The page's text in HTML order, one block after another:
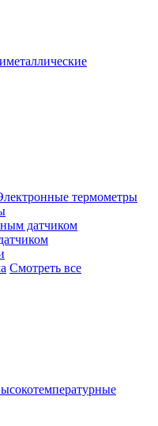
термометры
датчиком
Смотреть все